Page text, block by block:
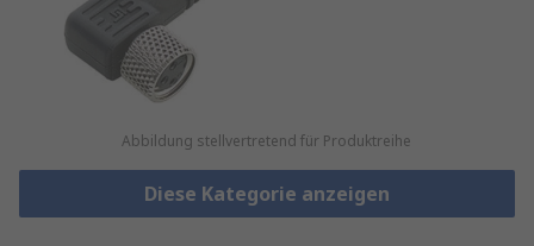
Abbildung stellvertretend für Produktreihe
Diese Kategorie anzeigen